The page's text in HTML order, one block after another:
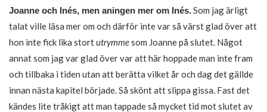
Joanne och Inés, men aningen mer om Inés.Som jag ärligt
talat ville läsa mer om och därför inte var så värst glad över att
hon inte fick lika stortutrymmesom Joanne på slutet. Något
annat som jag var glad över var att här hoppade man inte fram
och tillbaka i tiden utan att berätta vilket år och dag det gällde
innan nästa kapitel började. Så skönt att slippa gissa. Fast det
kändes lite tråkigt att man tappade så mycket tid mot slutet av